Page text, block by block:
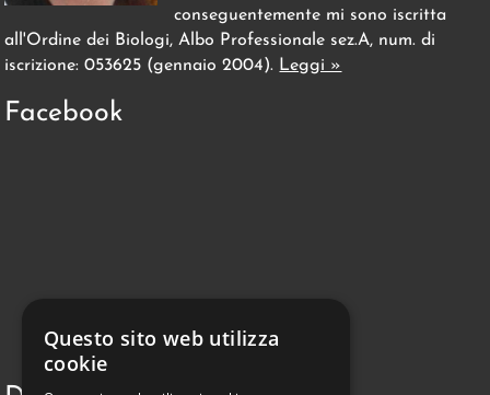
conseguentemente mi sono iscritta
all'Ordine dei Biologi, Albo Professionale sez.A, num. di
iscrizione: 053625 (gennaio 2004). Leggi »
Facebook
Questo sito web utilizza
cookie